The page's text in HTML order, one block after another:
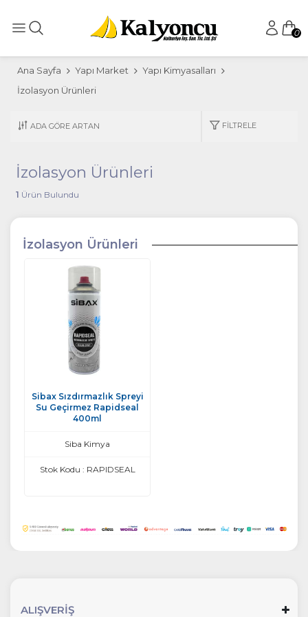
0
Ana Sayfa Yapı Market
Yapı Kimyasalları
İzolasyon Ürünleri
FILTRELE
İzolasyon Ürünleri
1 Ürün Bulundu
İzolasyon Ürünleri
Sibax Sızdırmazlık Spreyi
Su Geçirmez Rapidseal
400ml
Siba Kimya
Stok Kodu : RAPIDSEAL
ALIŞVERİŞ